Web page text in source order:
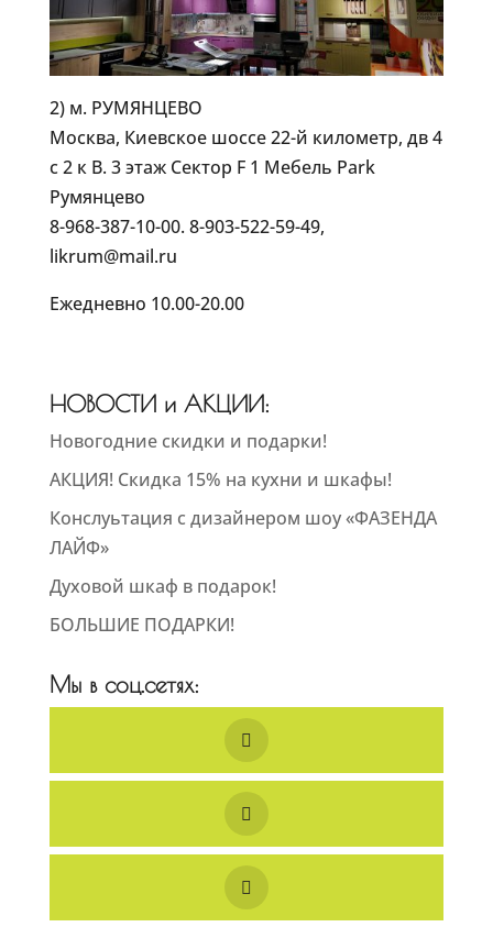
2) м. РУМЯНЦЕВО
Москва, Киевское шоссе 22-й километр, дв 4
с 2 к В. 3 этаж Сектор F 1 Мебель Park
Румянцево
8-968-387-10-00. 8-903-522-59-49,
likrum@mail.ru
Ежедневно 10.00-20.00
НОВОСТИ и АКЦИИ:
Новогодние скидки и подарки!
АКЦИЯ! Скидка 15% на кухни и шкафы!
Конслуьтация с дизайнером шоу «ФАЗЕНДА
ЛАЙФ»
Духовой шкаф в подарок!
БОЛЬШИЕ ПОДАРКИ!
Мы в соц.сетях: